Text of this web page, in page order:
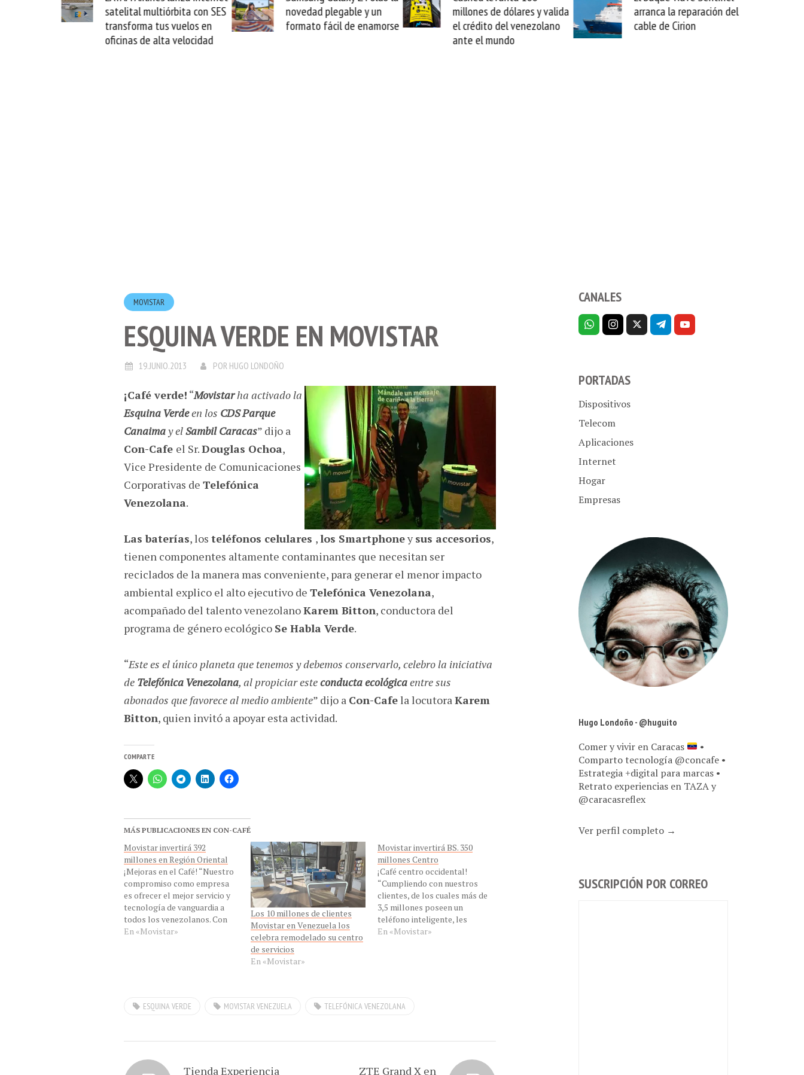
satelital multiórbita con SES
transforma tus vuelos en
oficinas de alta velocidad
novedad plegable y un
formato fácil de enamorse
millones de dólares y valida
el crédito del venezolano
ante el mundo
arranca la reparación del
cable de Cirion
MOVISTAR
ESQUINA VERDE EN MOVISTAR
19.JUNIO.2013 POR HUGO LONDOÑO
¡Café verde! “Movistarha activado la
Esquina Verdeen los CDS Parque
Canaimay elSambil Caracas” dijo a
Con-Cafe el Sr.Douglas Ochoa,
Vice Presidente de Comunicaciones
Corporativas de Telefónica
Venezolana.
Las baterías, los teléfonos celulares ,los Smartphoneysus accesorios,
tienen componentes altamente contaminantes que necesitan ser
reciclados de la manera mas conveniente, para generar el menor impacto
ambiental explico el alto ejecutivo de Telefónica Venezolana,
acompañado del talento venezolanoKarem Bitton, conductora del
programa de género ecológico Se Habla Verde.
“Este es el único planeta que tenemos y debemos conservarlo, celebro la iniciativa
de Telefónica Venezolana, al propiciar esteconducta ecológicaentre sus
abonados que favorece al medio ambiente” dijo a Con-Cafela locutoraKarem
Bitton, quien invitó a apoyar esta actividad.
COMPARTE
MÁS PUBLICACIONES EN CON-CAFÉ
Movistar invertirá 392
millones en Región Oriental
¡Mejoras en el Café! “Nuestro
compromiso como empresa
es ofrecer el mejor servicio y
tecnología de vanguardia a
todos los venezolanos. Con
más inversión sabemos que
nuestra red, es la forma en…
En «Movistar»
Los 10 millones de clientes
Movistar en Venezuela los
celebra remodelado su centro
de servicios
En «Movistar»
Movistar invertirá BS. 350
millones Centro
¡Café centro occidental!
“Cumpliendo con nuestros
clientes, de los cuales más de
3,5 millones poseen un
teléfono inteligente, les
informamos que ya estamos
principal inversor privado…
En «Movistar»
ESQUINA VERDE MOVISTAR VENEZUELA TELEFÓNICA VENEZOLANA
Tienda Experiencia
ZTE Grand X en
CANALES
PORTADAS
Dispositivos
Telecom
Aplicaciones
Internet
Hogar
Empresas
Hugo Londoño - @huguito
Comer y vivir en Caracas
•
Comparto tecnología @concafe •
Estrategia +digital para marcas •
Retrato experiencias en TAZA y
@caracasreflex
Ver perfil completo →
SUSCRIPCIÓN POR CORREO